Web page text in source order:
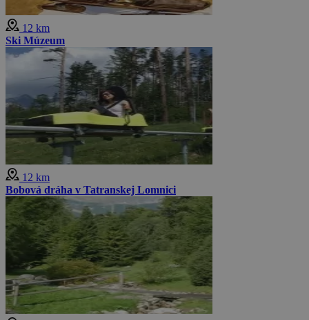
12 km
Ski Múzeum
12 km
Bobová dráha v Tatranskej Lomnici